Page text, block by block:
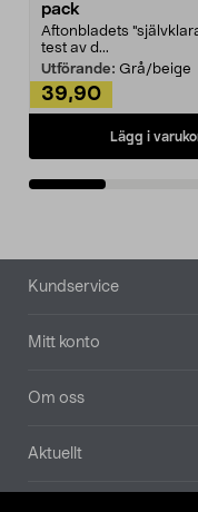
pack
Aftonbladets
test av d...
Utförande: Grå/beige
39,90
Lägg i
Sidfot
Kundservice
Mitt konto
Om oss
Aktuellt